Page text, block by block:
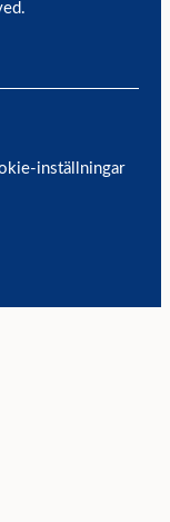
inställningar